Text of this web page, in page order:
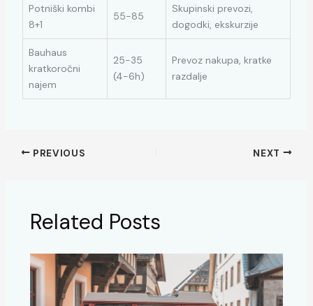
Potniški kombi
8+1
55-85
Skupinski prevozi,
dogodki, ekskurzije
Bauhaus
kratkoročni
najem
25-35
(4-6h)
Prevoz nakupa, kratke
razdalje
PREVIOUS NEXT
Related Posts